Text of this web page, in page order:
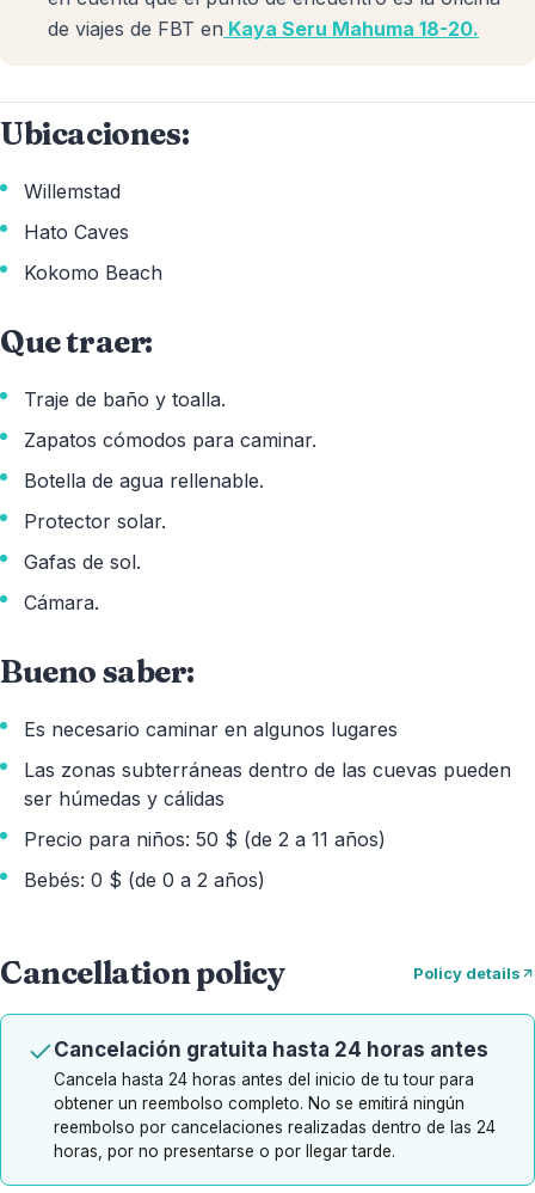
de viajes de FBT en Kaya Seru Mahuma 18-20.
Ubicaciones:
Willemstad
Hato Caves
Kokomo Beach
Que traer:
Traje de baño y toalla.
Zapatos cómodos para caminar.
Botella de agua rellenable.
Protector solar.
Gafas de sol.
Cámara.
Bueno saber:
Es necesario caminar en algunos lugares
Las zonas subterráneas dentro de las cuevas pueden
ser húmedas y cálidas
Precio para niños: 50 $ (de 2 a 11 años)
Bebés: 0 $ (de 0 a 2 años)
Cancellation policy Policy details
Cancelación gratuita hasta 24 horas antes
Cancela hasta 24 horas antes del inicio de tu tour para
obtener un reembolso completo. No se emitirá ningún
reembolso por cancelaciones realizadas dentro de las 24
horas, por no presentarse o por llegar tarde.